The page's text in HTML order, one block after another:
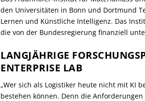
den Universitäten in Bonn und Dortmund
Lernen und Künstliche Intelligenz. Das
die von der Bundesregierung finanziell
LANGJÄHRIGE
ENTERPRISE LAB
„Wer sich als Logistiker heute nicht mit KI
bestehen können. Denn die